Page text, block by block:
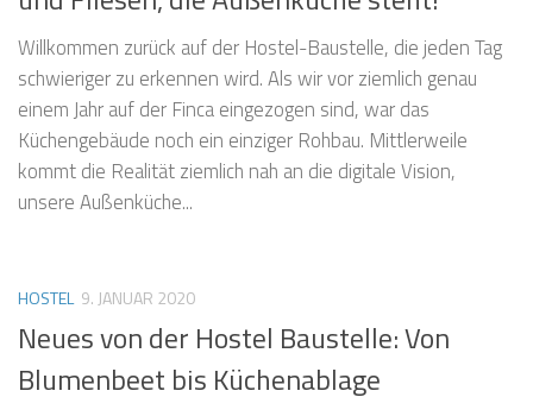
Willkommen zurück auf der Hostel-Baustelle, die jeden Tag
schwieriger zu erkennen wird. Als wir vor ziemlich genau
einem Jahr auf der Finca eingezogen sind, war das
Küchengebäude noch ein einziger Rohbau. Mittlerweile
kommt die Realität ziemlich nah an die digitale Vision,
unsere Außenküche...
HOSTEL 9. JANUAR 2020
Neues von der Hostel Baustelle: Von
Blumenbeet bis Küchenablage